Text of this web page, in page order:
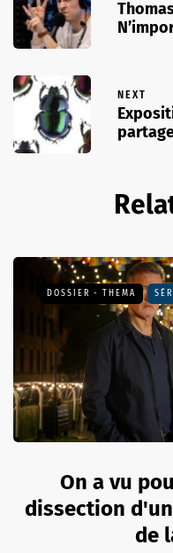
NEXT
DOSSIER - THEMA
On a vu
dissection
de